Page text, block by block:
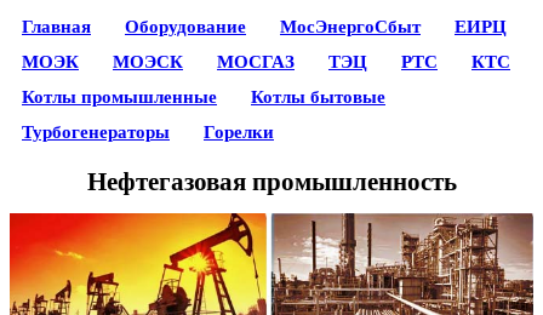
Главная Оборудование МосЭнергоСбыт
ЕИРЦ
МОЭК
МОЭСК МОСГАЗ ТЭЦ РТС
КТС
Котлы промышленные
Котлы бытовые
Турбогенераторы
Горелки
Нефтегазовая промышленность